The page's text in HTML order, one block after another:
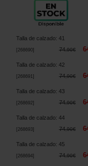
Talla de calzado: 41
268690] 74,90€
Talla de calzado: 42
268691 ] 74,90€
Talla de calzado: 43
268692] 74,90€
Talla de calzado: 44
268693 ] 74,90€
Talla de calzado: 45
268694] 74,90€